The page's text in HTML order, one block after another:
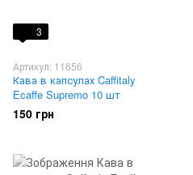
3
Артикул: 11656
Кава в капсулах Caffitaly
Ecaffe Supremo 10 шт
150 грн